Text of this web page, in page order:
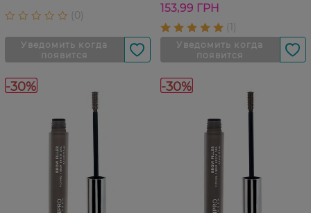
153,99 ГРН
-30% -30%